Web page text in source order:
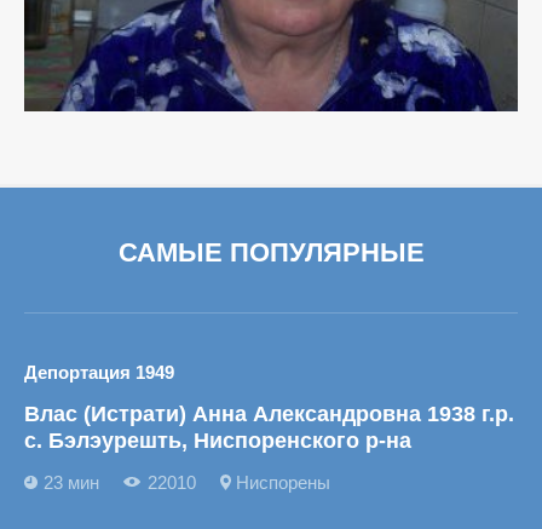
САМЫЕ ПОПУЛЯРНЫЕ
Депортация 1949
Влас (Истрати) Анна Александровна 1938 г.р.
с. Бэлэурешть, Ниспоренского р-на
23 мин 22010 Ниспорены